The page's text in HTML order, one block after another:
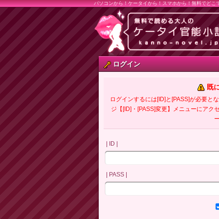
パソコンから！ケータイから！スマホから！無料でどこ
ログイン
既
ログインするには[ID]と[PASS]が必要と
ジ【[ID]・[PASS]変更】メニューにアク
| ID |
| PASS |